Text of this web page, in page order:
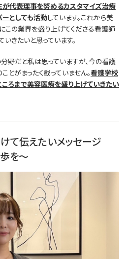
代表理事を努めるカスタマイズ治療
としても活動しています。これから美
この業界を盛り上げてくださる看護師
きたいと思っています。
野だと私は思っていますが、今の看護
がまったく載っていません。看護学校
ころまで美容医療を盛り上げていきたい
て伝えたいメッセージ
を～